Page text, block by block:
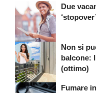
Due
Non si
balcone:
(ottimo)
Fumare